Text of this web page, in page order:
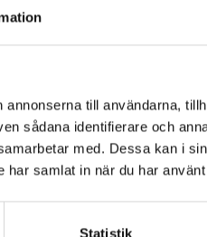
till användarna,
sådana identifierare och
med. Dessa kan i
har samlat in när du har
Statistik
also bought